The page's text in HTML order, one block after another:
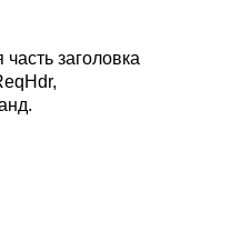
заголовка